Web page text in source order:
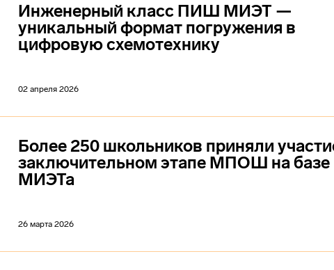
Инженерный класс ПИШ МИЭТ —
уникальный формат погружения в
цифровую схемотехнику
02 апреля 2026
Более 250 школьников приняли
заключительном этапе МПОШ на базе
МИЭТа
26 марта 2026